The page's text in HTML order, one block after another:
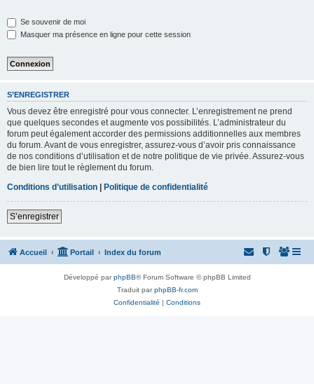
Se souvenir de moi
Masquer ma présence en ligne pour cette session
S’ENREGISTRER
Vous devez être enregistré pour vous connecter. L’enregistrement ne prend
que quelques secondes et augmente vos possibilités. L’administrateur du
forum peut également accorder des permissions additionnelles aux membres
du forum. Avant de vous enregistrer, assurez-vous d’avoir pris connaissance
de nos conditions d’utilisation et de notre politique de vie privée. Assurez-vous
de bien lire tout le règlement du forum.
Conditions d’utilisation | Politique de confidentialité
S’enregistrer
Accueil Portail Index du forum
Développé parphpBB® Forum Software © phpBB Limited
Traduit parphpBB-fr.com
Confidentialité | Conditions